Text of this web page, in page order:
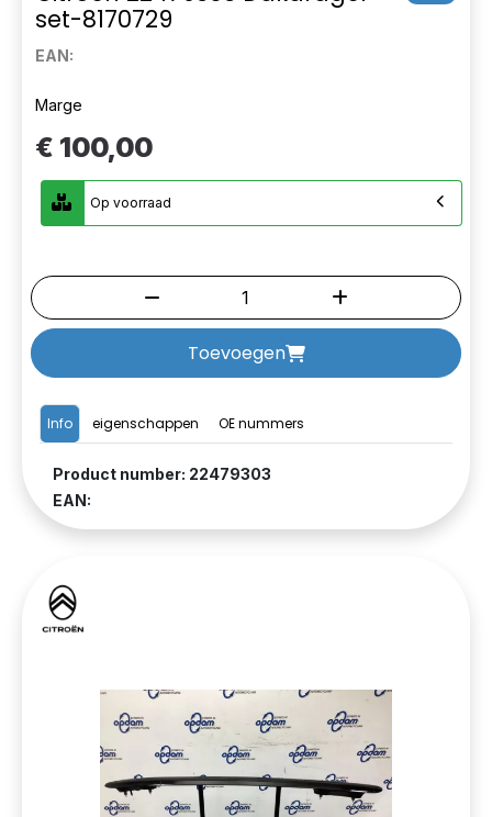
set-8170729
EAN:
Info eigenschappen OE nummers
Product number: 22479303
EAN:
Marge
€ 100,00
Op voorraad
Toevoegen